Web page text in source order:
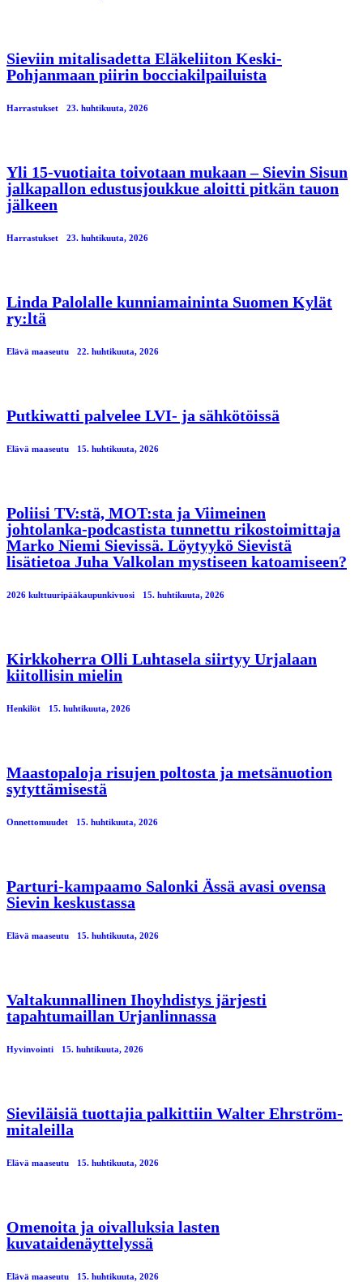
Sieviin mitalisadetta Eläkeliiton Keski-
Pohjanmaan piirin bocciakilpailuista
Harrastukset 23. huhtikuuta, 2026
Yli 15-vuotiaita toivotaan mukaan – Sievin Sisun
jalkapallon edustusjoukkue aloitti pitkän tauon
jälkeen
Harrastukset 23. huhtikuuta, 2026
Linda Palolalle kunniamaininta Suomen Kylät
ry:ltä
Elävä maaseutu 22. huhtikuuta, 2026
Putkiwatti palvelee LVI- ja sähkötöissä
Elävä maaseutu 15. huhtikuuta, 2026
Poliisi TV:stä, MOT:sta ja Viimeinen
johtolanka-podcastista tunnettu rikostoimittaja
Marko Niemi Sievissä. Löytyykö Sievistä
lisätietoa Juha Valkolan mystiseen katoamiseen?
2026 kulttuuripääkaupunkivuosi 15. huhtikuuta, 2026
Kirkkoherra Olli Luhtasela siirtyy Urjalaan
kiitollisin mielin
Henkilöt 15. huhtikuuta, 2026
Maastopaloja risujen poltosta ja metsänuotion
sytyttämisestä
Onnettomuudet 15. huhtikuuta, 2026
Parturi-kampaamo Salonki Ässä avasi ovensa
Sievin keskustassa
Elävä maaseutu 15. huhtikuuta, 2026
Valtakunnallinen Ihoyhdistys järjesti
tapahtumaillan Urjanlinnassa
Hyvinvointi 15. huhtikuuta, 2026
Sieviläisiä tuottajia palkittiin Walter Ehrström-
mitaleilla
Elävä maaseutu 15. huhtikuuta, 2026
Omenoita ja oivalluksia lasten
kuvataidenäyttelyssä
Elävä maaseutu 15. huhtikuuta, 2026